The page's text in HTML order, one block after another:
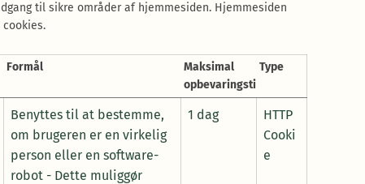
til sikre områder af hjemmesiden. Hjemmesiden
Formål
Maksimal
opbevaringstid
Type
Benyttes til at bestemme,
om brugeren er en virkelig
person eller en software-
robot - Dette muliggør
1 dag
HTTP
Cooki
e